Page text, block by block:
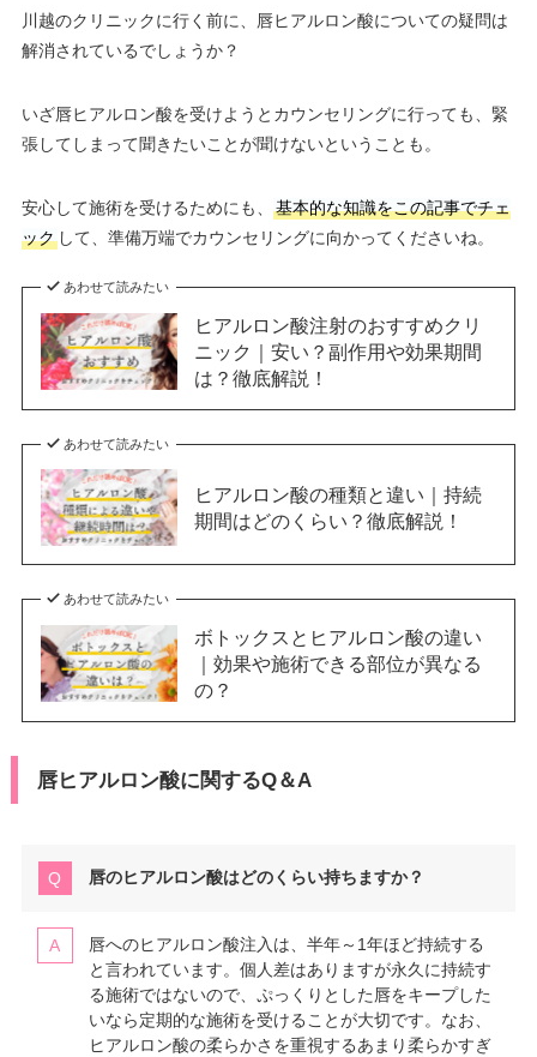
川越のクリニックに行く前に、唇ヒアルロン酸についての疑問は
解消されているでしょうか？
いざ唇ヒアルロン酸を受けようとカウンセリングに行っても、緊
張してしまって聞きたいことが聞けないということも。
安心して施術を受けるためにも、
基本的な知識をこの記事でチェ
ックして、準備万端でカウンセリングに向かってくださいね。
あわせて読みたい
ヒアルロン酸注射のおすすめクリ
ニック｜安い？副作用や効果期間
は？徹底解説！
あわせて読みたい
ヒアルロン酸の種類と違い｜持続
期間はどのくらい？徹底解説！
あわせて読みたい
ボトックスとヒアルロン酸の違い
｜効果や施術できる部位が異なる
の？
唇ヒアルロン酸に関するQ＆A
唇のヒアルロン酸はどのくらい持ちますか？
唇へのヒアルロン酸注入は、半年～1年ほど持続する
と言われています。個人差はありますが永久に持続す
る施術ではないので、ぷっくりとした唇をキープした
いなら定期的な施術を受けることが大切です。なお、
ヒアルロン酸の柔らかさを重視するあまり柔らかすぎ